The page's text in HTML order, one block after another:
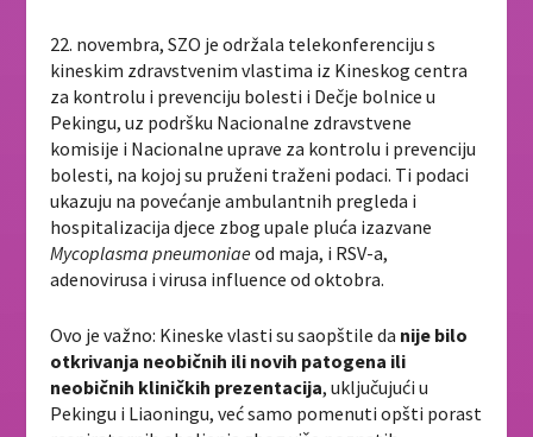
22. novembra, SZO je održala telekonferenciju s
kineskim zdravstvenim vlastima iz Kineskog centra
za kontrolu i prevenciju bolesti i Dečje bolnice u
Pekingu, uz podršku Nacionalne zdravstvene
komisije i Nacionalne uprave za kontrolu i prevenciju
bolesti, na kojoj su pruženi traženi podaci. Ti podaci
ukazuju na povećanje ambulantnih pregleda i
hospitalizacija djece zbog upale pluća izazvane
Mycoplasma pneumoniaeod maja, i RSV-a,
adenovirusa i virusa influence od oktobra.
Ovo je važno: Kineske vlasti su saopštile da nije bilo
otkrivanja neobičnih ili novih patogena ili
neobičnih kliničkih prezentacija, uključujući u
Pekingu i Liaoningu, već samo pomenuti opšti porast